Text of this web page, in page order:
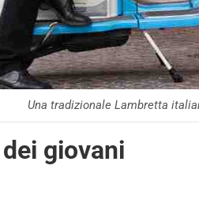
Una tradizionale Lambretta
giovani